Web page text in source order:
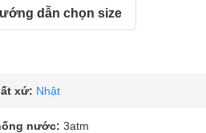
dẫn chọn size
xứ: Nhật
nước: 3atm